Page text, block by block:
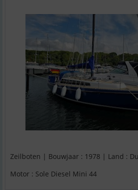
Zeilboten | Bouwjaar : 1978 | Land :
Motor : Sole Diesel Mini 44